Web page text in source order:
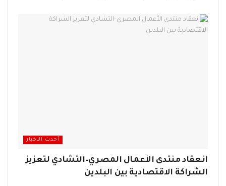
أحدث الاخبار
انعقاد منتدى الأعمال المصري–التشادي لتعزيز
الشراكة الاقتصادية بين البلدين